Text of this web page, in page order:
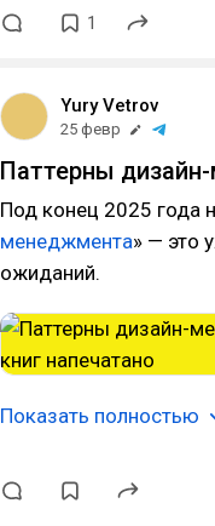
1
Yury Vetrov
25 февр
Паттерны
Под конец 2025 года
менеджмента» — это
ожиданий.
Показать полностью